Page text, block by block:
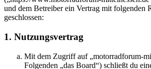
und dem Betreiber ein Vertrag mit folgenden
geschlossen:
1. Nutzungsvertrag
Mit dem Zugriff auf „motorradforum-
Folgenden „das Board“) schließt du